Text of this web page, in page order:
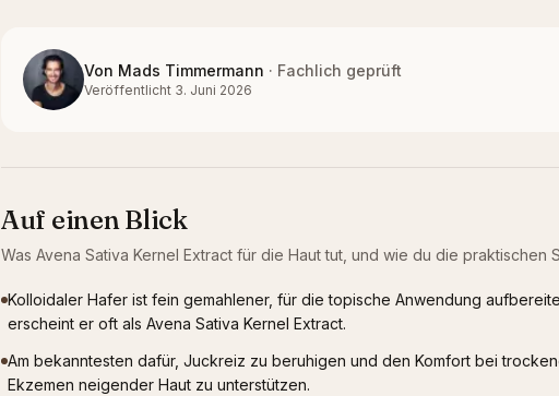
Von Mads Timmermann · Fachlich geprüft
Veröffentlicht 3. Juni 2026
Auf einen Blick
Was Avena Sativa Kernel Extract für die Haut tut, und wie du die praktischen
Kolloidaler Hafer ist fein gemahlener, für die topische Anwendung
erscheint er oft als Avena Sativa Kernel Extract.
Am bekanntesten dafür, Juckreiz zu beruhigen und den Komfort bei
Ekzemen neigender Haut zu unterstützen.